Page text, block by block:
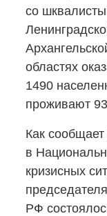
со
областях
1490
проживают
Как
в
кризисных
РФ